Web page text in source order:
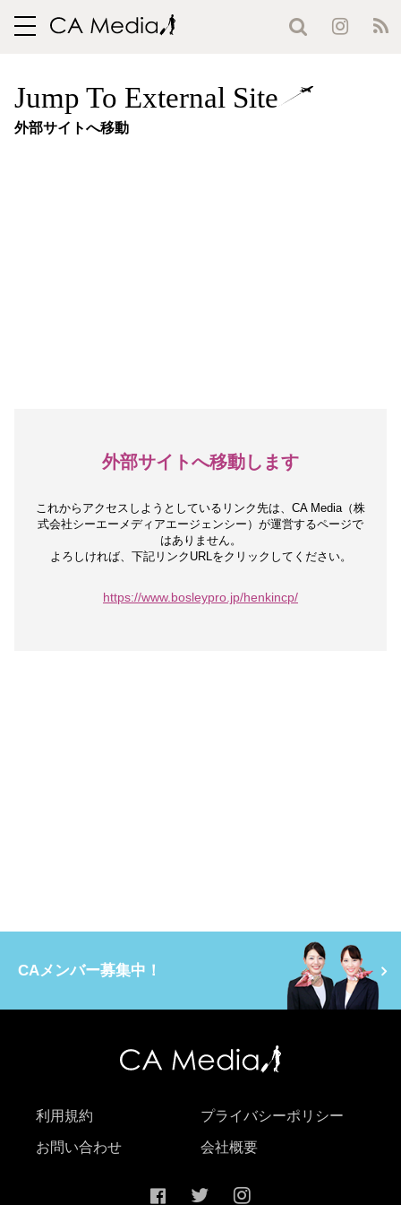
toggle
Jump To External Site
外部サイトへ移動
外部サイトへ移動します
これからアクセスしようとしているリンク先は、 CA Media（株
式会社シーエーメディアエージェンシー）が運営するページで
はありません。
よろしければ、下記リンクURLをクリックしてください。
https://www.bosleypro.jp/henkincp/
CAメンバー募集中！
利用規約 プライバシーポリシー
お問い合わせ 会社概要